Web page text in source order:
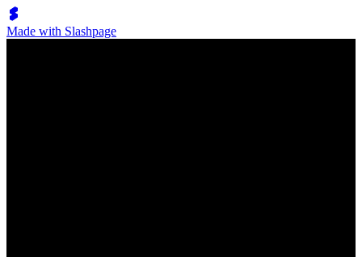
Made with Slashpage